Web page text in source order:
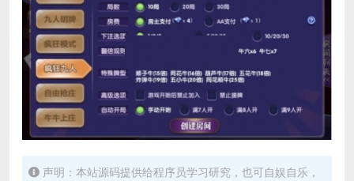
声明：本站源码提供给程序员学习研究，也可自娱自乐，